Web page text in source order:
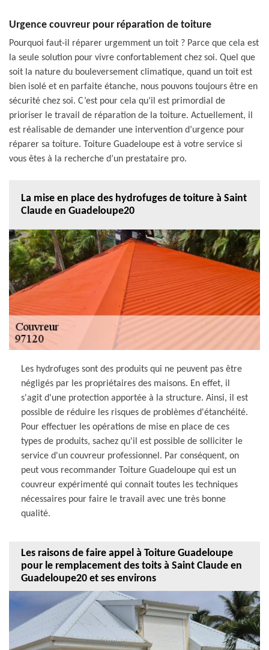
Urgence couvreur pour réparation de toiture
Pourquoi faut-il réparer urgemment un toit ? Parce que cela est
la seule solution pour vivre confortablement chez soi. Quel que
soit la nature du bouleversement climatique, quand un toit est
bien isolé et en parfaite étanche, nous pouvons toujours être en
sécurité chez soi. C’est pour cela qu’il est primordial de
prioriser le travail de réparation de la toiture. Actuellement, il
est réalisable de demander une intervention d’urgence pour
réparer sa toiture. Toiture Guadeloupe est à votre service si
vous êtes à la recherche d’un prestataire pro.
La mise en place des hydrofuges de toiture à Saint
Claude en Guadeloupe20
Les hydrofuges sont des produits qui ne peuvent pas être
négligés par les propriétaires des maisons. En effet, il
s'agit d'une protection apportée à la structure. Ainsi, il est
possible de réduire les risques de problèmes d'étanchéité.
Pour effectuer les opérations de mise en place de ces
types de produits, sachez qu'il est possible de solliciter le
service d'un couvreur professionnel. Par conséquent, on
peut vous recommander Toiture Guadeloupe qui est un
couvreur expérimenté qui connait toutes les techniques
nécessaires pour faire le travail avec une très bonne
qualité.
Les raisons de faire appel à Toiture Guadeloupe
pour le remplacement des toits à Saint Claude en
Guadeloupe20 et ses environs